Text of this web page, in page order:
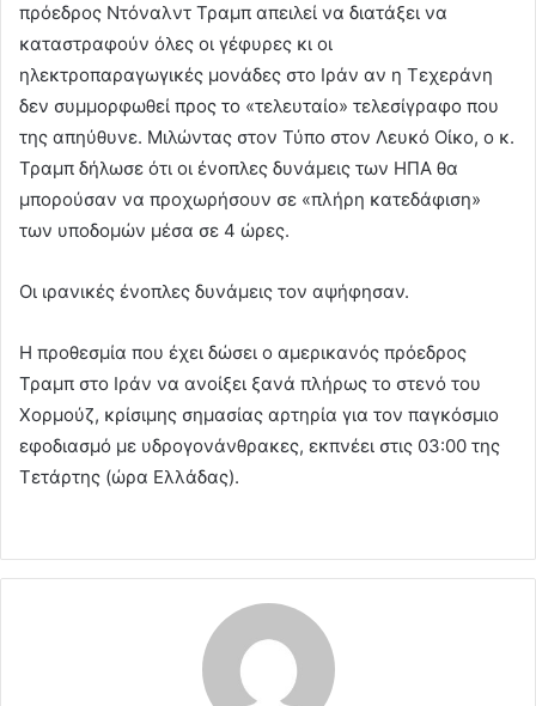
πρόεδρος Ντόναλντ Τραμπ απειλεί να διατάξει να
καταστραφούν όλες οι γέφυρες κι οι
ηλεκτροπαραγωγικές μονάδες στο Ιράν αν η Τεχεράνη
δεν συμμορφωθεί προς το «τελευταίο» τελεσίγραφο που
της απηύθυνε. Μιλώντας στον Τύπο στον Λευκό Οίκο, ο κ.
Τραμπ δήλωσε ότι οι ένοπλες δυνάμεις των ΗΠΑ θα
μπορούσαν να προχωρήσουν σε «πλήρη κατεδάφιση»
των υποδομών μέσα σε 4 ώρες.
Οι ιρανικές ένοπλες δυνάμεις τον αψήφησαν.
Η προθεσμία που έχει δώσει ο αμερικανός πρόεδρος
Τραμπ στο Ιράν να ανοίξει ξανά πλήρως το στενό του
Χορμούζ, κρίσιμης σημασίας αρτηρία για τον παγκόσμιο
εφοδιασμό με υδρογονάνθρακες, εκπνέει στις 03:00 της
Τετάρτης (ώρα Ελλάδας).